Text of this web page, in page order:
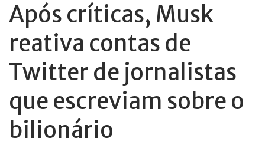
Após críticas, Musk
reativa contas de
Twitter de jornalistas
que escreviam sobre o
bilionário